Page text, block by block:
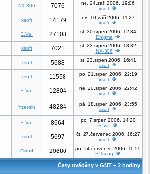
NX-306 7076
ne, 24.září 2006, 19:06
xsoft
xsoft 14179
ne, 10.září 2006, 11:27
xsoft
E.Va. 27108
st, 30.srpen 2006, 12:34
Enigma
xsoft 7021
st, 23.srpen 2006, 18:32
NX-306
xsoft 5688
st, 23.srpen 2006, 16:41
xsoft
xsoft 11558
po, 21.srpen 2006, 22:19
xsoft
E.Va. 12804
ne, 20.srpen 2006, 22:42
xsoft
Yzergin 48284
pá, 18.srpen 2006, 23:55
xsoft
E.Va. 8664
po, 7.srpen 2006, 14:20
E.Va.
xsoft 5697
čt, 27.červenec 2006, 16:27
xsoft
Cloud 20680
po, 24.červenec 2006, 11:55
S'Tsung
Časy uváděny v GMT + 2 hodiny